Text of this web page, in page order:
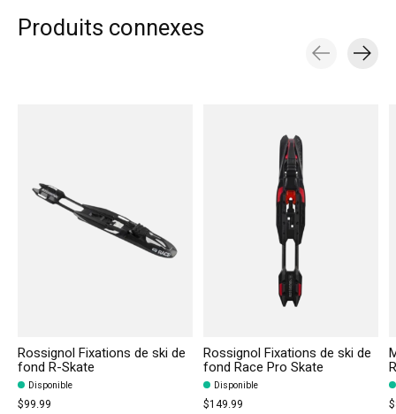
Produits connexes
Rossignol Fixations de ski de
fond R-Skate
Disponible
$99.99
Rossignol Fixations de ski de
fond Race Pro Skate
Disponible
$149.99